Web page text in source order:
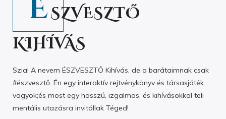
ÉSZVESZTŐ
KIHÍVÁS
Szia! A nevem ÉSZVESZTŐ Kihívás, de a barátaimnak csak
#észvesztő. Én egy interaktív rejtvénykönyv és társasjáték
vagyok;és most egy hosszú, izgalmas, és kihívásokkal teli
mentális utazásra invitállak Téged!